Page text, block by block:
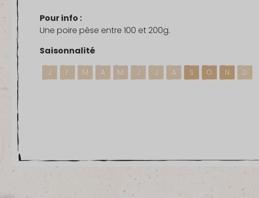
Pour info :
Une poire pèse entre 100 et 200g.
Saisonnalité
J F M A M J J A S O N D